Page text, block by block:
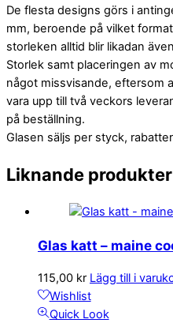
De flesta designs görs i
mm, beroende på vilket
storleken alltid blir likadan
Storlek samt placeringen av
något missvisande, eftersom
vara upp till två veckors
på beställning.
Glasen säljs per styck,
Liknande produkter
Glas katt – maine
115,00 kr Lägg till i
Wishlist
Quick Look